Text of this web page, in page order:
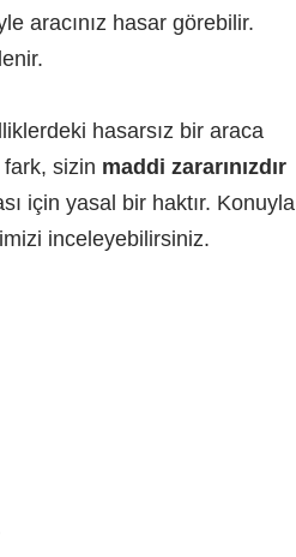
aracınız hasar görebilir.
hasarsız bir araca
fark, sizin maddi zararınızdır
için yasal bir haktır. Konuyla
inceleyebilirsiniz.